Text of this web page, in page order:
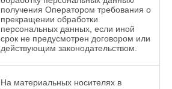
получения Оператором требования о
прекращении обработки
персональных данных, если иной
срок не предусмотрен договором или
действующим законодательством.
На материальных носителях в